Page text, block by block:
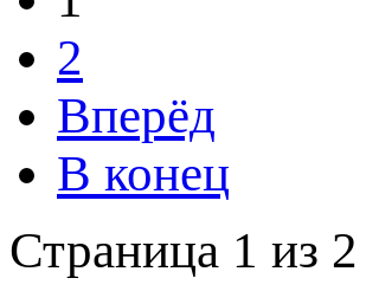
2
Вперёд
В конец
Страница 1 из 2